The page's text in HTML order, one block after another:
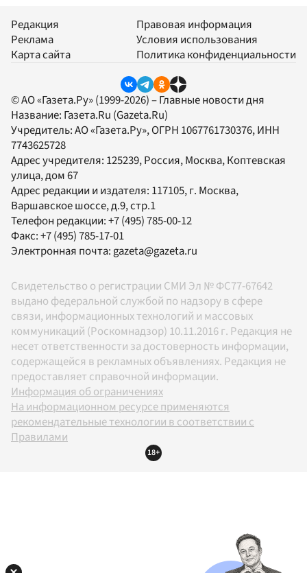
Редакция
Реклама
Карта сайта
Правовая информация
Условия использования
Политика конфиденциальности
© АО «Газета.Ру» (1999-2026) – Главные новости дня
Название: Газета.Ru (Gazeta.Ru)
Учредитель:АО «Газета.Ру», ОГРН 1067761730376, ИНН
7743625728
Адрес учредителя: 125239, Россия, Москва, Коптевская
улица, дом 67
Адрес редакции и издателя: 117105, г. Москва,
Варшавское шоссе, д.9, стр.1
Телефон редакции:+7 (495) 785-00-12
Факс:+7 (495) 785-17-01
Электронная почта:gazeta@gazeta.ru
Свидетельство о регистрации СМИ Эл № ФС77-67642
выдано федеральной службой по надзору в сфере
связи, информационных технологий и массовых
коммуникаций (Роскомнадзор) 10.11.2016 г. Редакция не
несет ответственности за достоверность информации,
содержащейся в рекламных объявлениях. Редакция не
предоставляет справочной информации.
Информация об ограничениях
На информационном ресурсе применяются
рекомендательные технологии в соответствии с
Правилами
18+